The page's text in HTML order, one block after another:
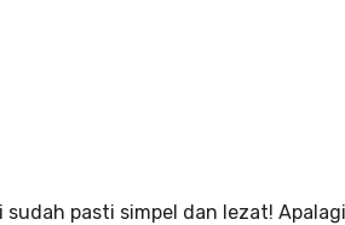
pasti simpel dan lezat!